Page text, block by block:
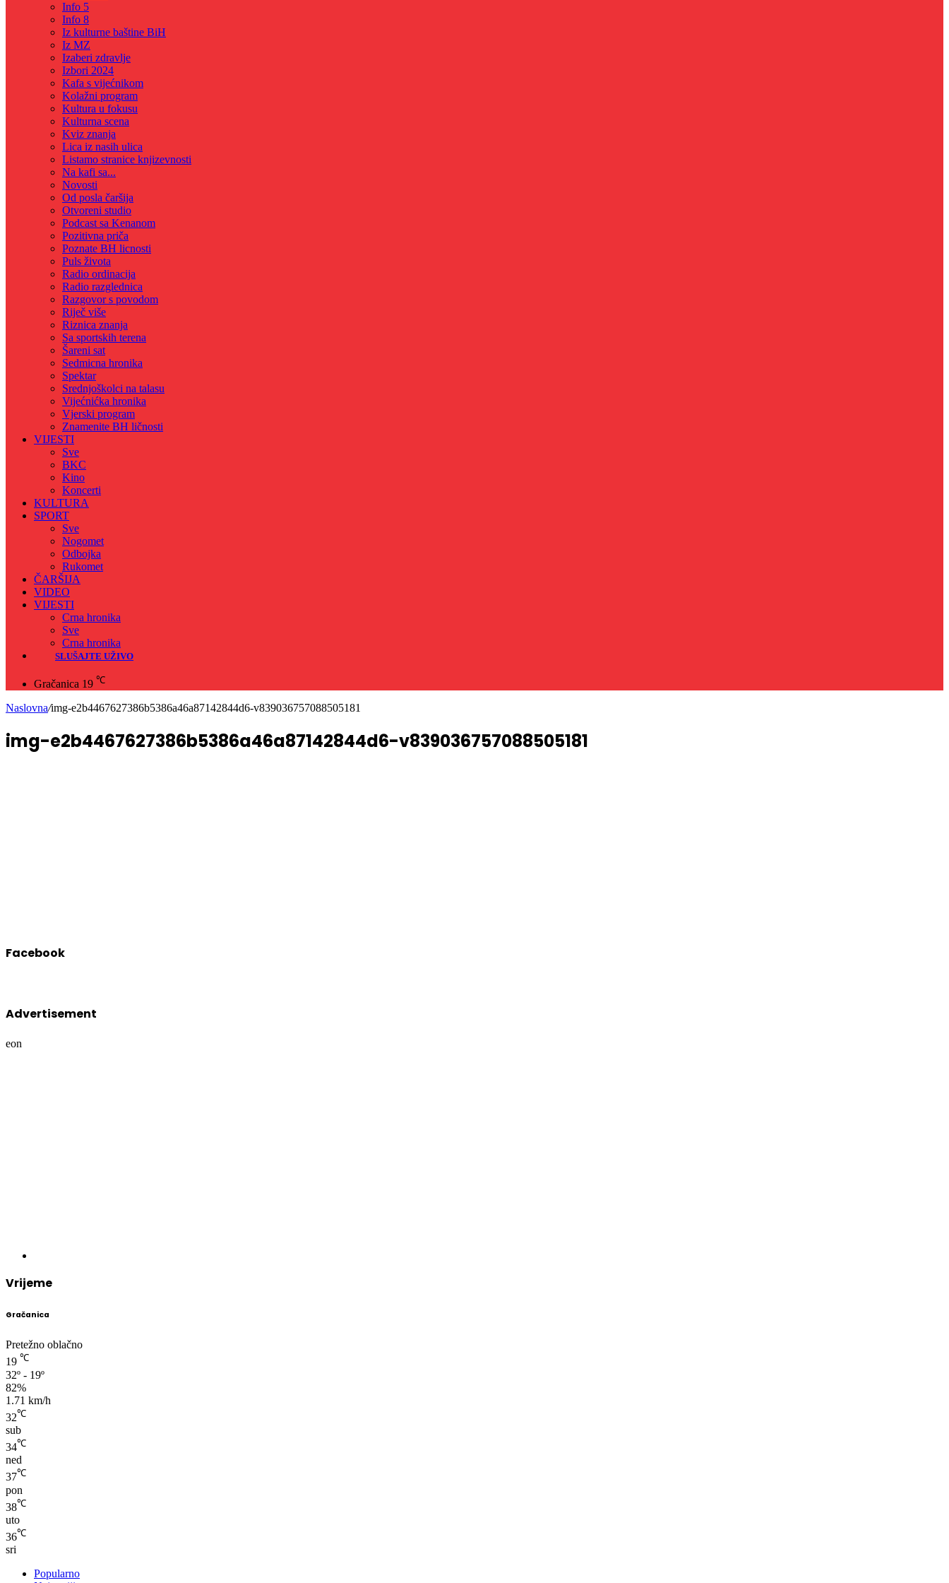
Info 5
Info 8
Iz kulturne baštine BiH
Iz MZ
Izaberi zdravlje
Izbori 2024
Kafa s vijećnikom
Kolažni program
Kultura u fokusu
Kulturna scena
Kviz znanja
Lica iz nasih ulica
Listamo stranice knjizevnosti
Na kafi sa...
Novosti
Od posla čaršija
Otvoreni studio
Podcast sa Kenanom
Pozitivna priča
Poznate BH licnosti
Puls života
Radio ordinacija
Radio razglednica
Razgovor s povodom
Riječ više
Riznica znanja
Sa sportskih terena
Šareni sat
Sedmicna hronika
Spektar
Srednjoškolci na talasu
Vijećnićka hronika
Vjerski program
Znamenite BH ličnosti
VIJESTI
Sve
BKC
Kino
Koncerti
KULTURA
SPORT
Sve
Nogomet
Odbojka
Rukomet
ČARŠIJA
VIDEO
VIJESTI
Crna hronika
Sve
Crna hronika
SLUŠAJTE UŽIVO
Gračanica 19 ℃
Naslovna/img-e2b4467627386b5386a46a87142844d6-v839036757088505181
img-e2b4467627386b5386a46a87142844d6-v839036757088505181
Facebook
Advertisement
eon
Vrijeme
Gračanica
Pretežno oblačno
19 ℃
32º - 19º
82%
1.71 km/h
32℃
sub
34℃
ned
37℃
pon
38℃
uto
36℃
sri
Popularno